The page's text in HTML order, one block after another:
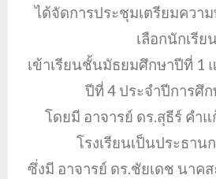
ได้จัดการประชุมเตรียมควา
เลือกนักเรีย
เข้าเรียนชั้นมัธยมศึกษาปีที่ 1
ปีที่ 4 ประจำปีการศึ
โดยมี อาจารย์ ดร.สุธีร์ คำ
โรงเรียนเป็นประธาน
ซึ่งมี อาจารย์ ดร.ชัยเดช นาค